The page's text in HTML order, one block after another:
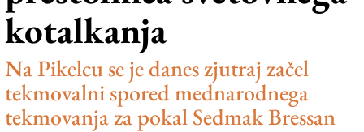
Še
Vreme
V Kioskih
kotalkanja
Na Pikelcu se je danes zjutraj začel
tekmovalni spored mednarodnega
tekmovanja za pokal Sedmak Bressan